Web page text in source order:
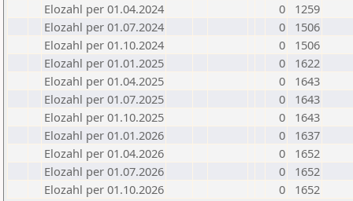
Elozahl per 01.04.2024
0
1259
Elozahl per 01.07.2024
0
1506
Elozahl per 01.10.2024
0
1506
Elozahl per 01.01.2025
0
1622
Elozahl per 01.04.2025
0
1643
Elozahl per 01.07.2025
0
1643
Elozahl per 01.10.2025
0
1643
Elozahl per 01.01.2026
0
1637
Elozahl per 01.04.2026
0
1652
Elozahl per 01.07.2026
0
1652
Elozahl per 01.10.2026
0 1652